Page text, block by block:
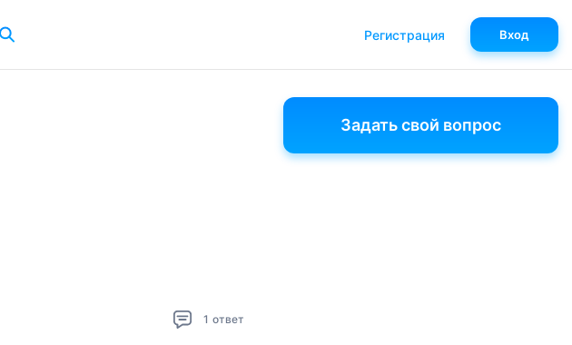
1 ответ
Задать свой вопрос
Регистрация Вход